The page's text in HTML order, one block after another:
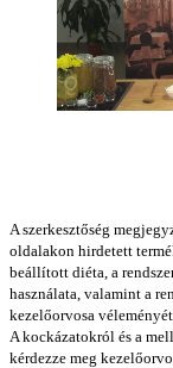
A szerkesztőség
oldalakon hirdetett
beállított diéta, a
használata, valamint a
kezelőorvosa
A kockázatokról és a
kérdezze meg